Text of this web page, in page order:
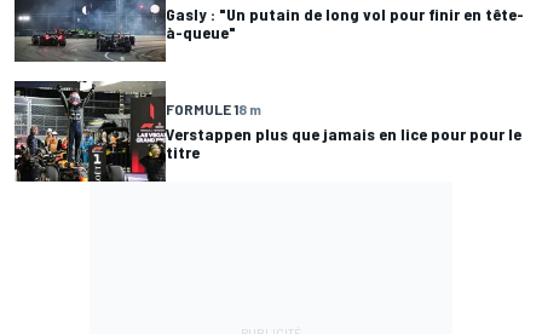
Gasly : "Un putain de long vol pour finir en tête-
à-queue"
FORMULE 18 m
Verstappen plus que jamais en lice pour pour le
titre